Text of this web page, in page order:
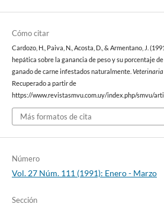
Cómo citar
Cardozo, H., Paiva, N., Acosta, D., & Armentano, J.
hepática sobre la ganancia de peso y su porcentaje
ganado de carne infestados naturalmente.
Recuperado a partir de
https://www.revistasmvu.com.uy/index.php/smvu/
Más formatos de cita
Número
Vol. 27 Núm. 111 (1991): Enero - Marzo
Sección